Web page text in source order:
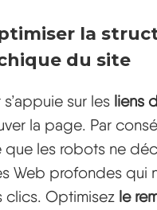
la
du site
sur les liens
la page. Par
que les robots ne
Web profondes qui
clics. Optimisez le